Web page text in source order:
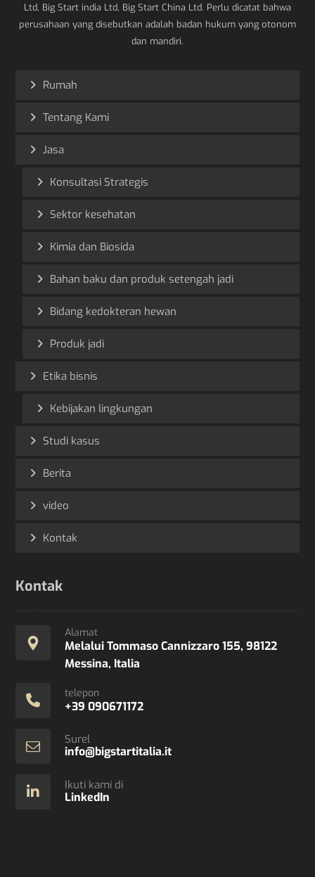
Ltd, Big Start india Ltd, Big Start China Ltd. Perlu dicatat bahwa
perusahaan yang disebutkan adalah badan hukum yang otonom
dan mandiri.
Rumah
Tentang Kami
Jasa
Konsultasi Strategis
Sektor kesehatan
Kimia dan Biosida
Bahan baku dan produk setengah jadi
Bidang kedokteran hewan
Produk jadi
Etika bisnis
Kebijakan lingkungan
Studi kasus
Berita
video
Kontak
Kontak
Alamat
Melalui Tommaso Cannizzaro 155, 98122
Messina, Italia
telepon
+39 090671172
Surel
info@bigstartitalia.it
Ikuti kami di
LinkedIn